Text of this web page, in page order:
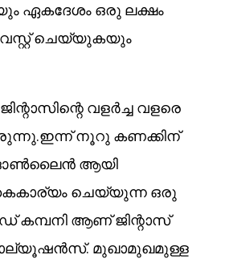
ഏകദേശം ഒരു ലക്ഷം
ചെയ്യുകയും
വളർച്ച വളരെ
നൂറു കണക്കിന്
ഓൺലൈൻ ആയി
ചെയ്യുന്ന ഒരു
കമ്പനി ആണ് ജിന്റാസ്
മുഖാമുഖമുള്ള